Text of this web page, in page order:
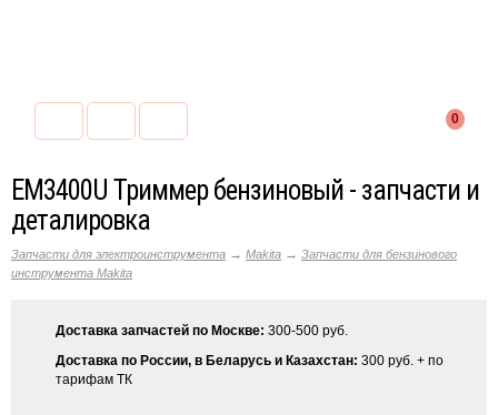
0
EM3400U Триммер бензиновый - запчасти и
деталировка
Запчасти для электроинструмента → Makita → Запчасти для бензинового
инструмента Makita
Доставка запчастей по Москве: 300-500 руб.
Доставка по России, в Беларусь и Казахстан: 300 руб. + по
тарифам ТК